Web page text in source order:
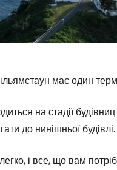
має один
на стадії
до нинішньої будівлі.
і все, що вам